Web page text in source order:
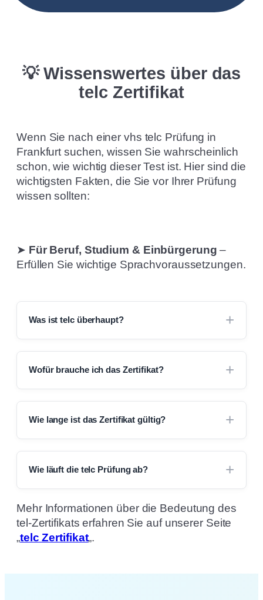
💡 Wissenswertes über das
telc Zertifikat
Wenn Sie nach einer vhs telc Prüfung in
Frankfurt suchen, wissen Sie wahrscheinlich
schon, wie wichtig dieser Test ist. Hier sind die
wichtigsten Fakten, die Sie vor Ihrer Prüfung
wissen sollten:
➤ Für Beruf, Studium & Einbürgerung –
Erfüllen Sie wichtige Sprachvoraussetzungen.
Was ist telc überhaupt?
Wofür brauche ich das Zertifikat?
Wie lange ist das Zertifikat gültig?
Wie läuft die telc Prüfung ab?
Mehr Informationen über die Bedeutung des
tel-Zertifikats erfahren Sie auf unserer Seite
„telc Zertifikat„.